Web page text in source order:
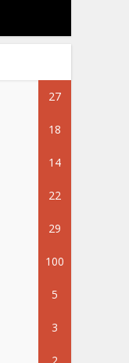
27
18
14
22
29
100
5
3